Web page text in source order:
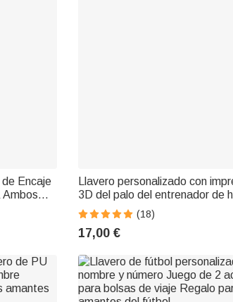
de Encaje
Llavero personalizado con
3D del palo del entrenador de
los amantes del hockey
(18)
17,00 €